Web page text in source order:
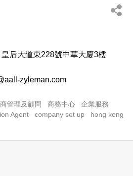
皇后大道東228號中華大廈3樓
zyleman.com
管理及顧問 商務中心
企業服務
Agent company set up
hong kong